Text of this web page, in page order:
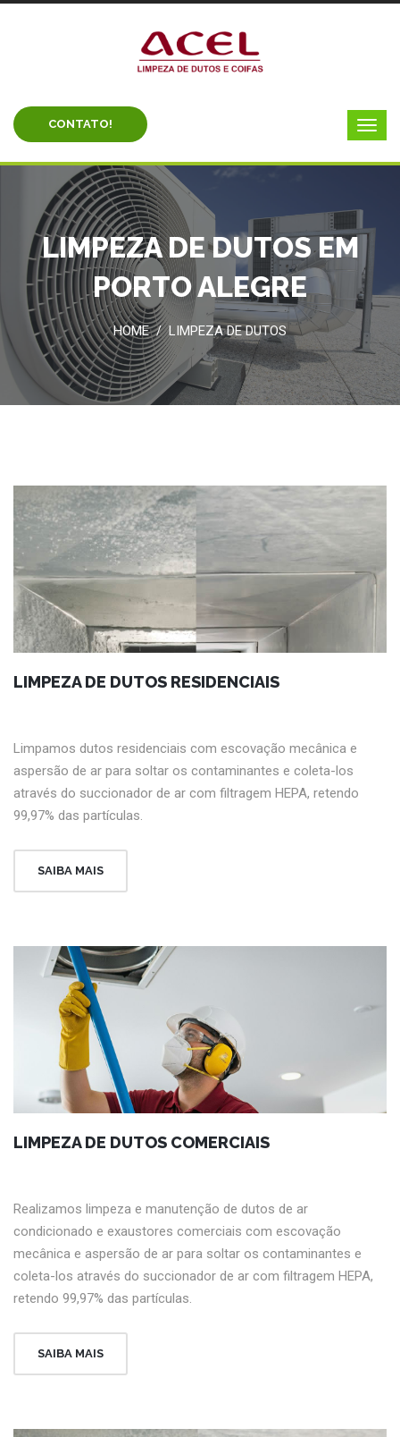
CONTATO!
LIMPEZA DE DUTOS EM
PORTO ALEGRE
HOME / LIMPEZA DE DUTOS
LIMPEZA DE DUTOS RESIDENCIAIS
Limpamos dutos residenciais com escovação mecânica e
aspersão de ar para soltar os contaminantes e coleta-los
através do succionador de ar com filtragem HEPA, retendo
99,97% das partículas.
SAIBA MAIS
LIMPEZA DE DUTOS COMERCIAIS
Realizamos limpeza e manutenção de dutos de ar
condicionado e exaustores comerciais com escovação
mecânica e aspersão de ar para soltar os contaminantes e
coleta-los através do succionador de ar com filtragem HEPA,
retendo 99,97% das partículas.
SAIBA MAIS